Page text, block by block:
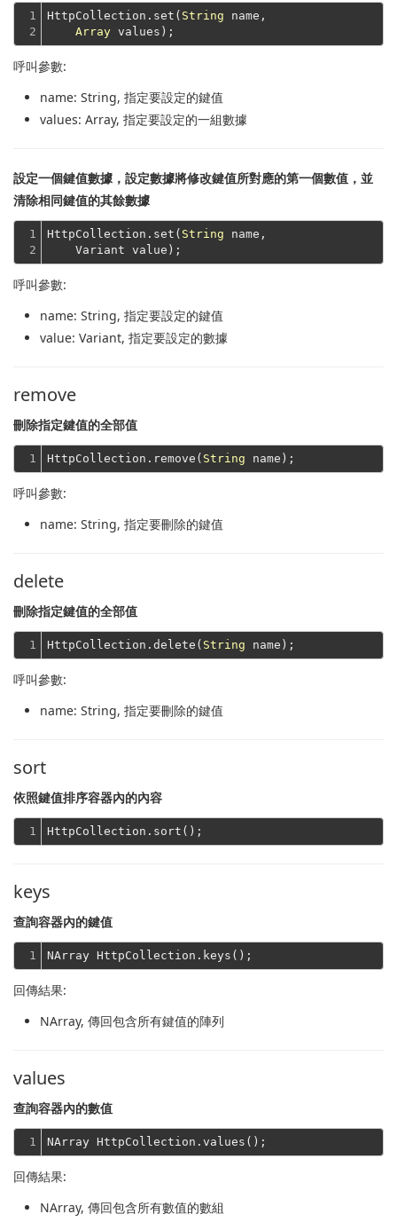
1
2
HttpCollection.set( String name,
Array
呼叫參數:
name: String, 指定要設定的鍵值
values: Array, 指定要設定的一組數據
設定一個鍵值數據，設定數據將修改鍵值所對應的第一個數值，並
清除相同鍵值的其餘數據
1
2
HttpCollection.set( String name,
    Variant value);
呼叫參數:
name: String, 指定要設定的鍵值
value: Variant, 指定要設定的數據
remove
刪除指定鍵值的全部值
1 HttpCollection.remove( String
呼叫參數:
name: String, 指定要刪除的鍵值
delete
刪除指定鍵值的全部值
1 HttpCollection.delete( String
呼叫參數:
name: String, 指定要刪除的鍵值
sort
依照鍵值排序容器內的內容
1
keys
查詢容器內的鍵值
1
回傳結果:
NArray, 傳回包含所有鍵值的陣列
values
查詢容器內的數值
1
回傳結果:
NArray, 傳回包含所有數值的數組